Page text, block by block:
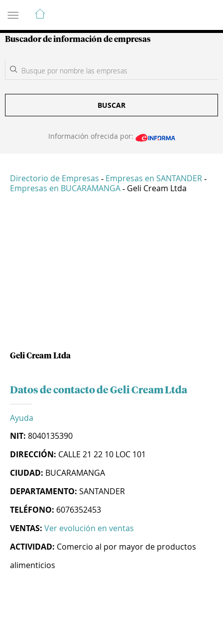
Guía de Empresas Colombianas
Buscador de información de empresas
BUSCAR
Información ofrecida por:
Directorio de Empresas - Empresas en SANTANDER -
Empresas en BUCARAMANGA - Geli Cream Ltda
Geli Cream Ltda
Datos de contacto de Geli Cream Ltda
Ayuda
NIT: 8040135390
DIRECCIÓN: CALLE 21 22 10 LOC 101
CIUDAD: BUCARAMANGA
DEPARTAMENTO: SANTANDER
TELÉFONO: 6076352453
VENTAS: Ver evolución en ventas
ACTIVIDAD: Comercio al por mayor de productos
alimenticios